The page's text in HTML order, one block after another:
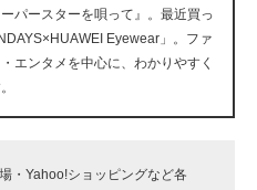
パースターを唄って』。最近買っ
Eyewear」。ファ
エンタメを中心に、わかりやすく
・Yahoo!ショッピングなど各